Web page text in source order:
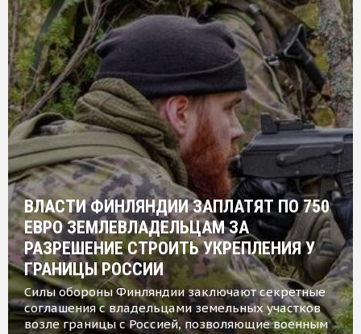
ВЛАСТИ ФИНЛЯНДИИ ЗАПЛАТЯТ ПО 750
ЕВРО ЗЕМЛЕВЛАДЕЛЬЦАМ ЗА
РАЗРЕШЕНИЕ СТРОИТЬ УКРЕПЛЕНИЯ У
ГРАНИЦЫ РОССИИ
Силы обороны Финляндии заключают секретные
соглашения с владельцами земельных участков
возле границы с Россией, позволяющие военным